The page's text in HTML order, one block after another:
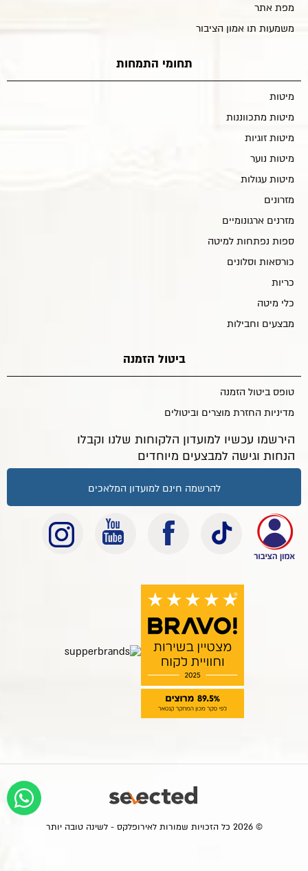
מפת אתר
משמעות תו אמון הציבור
תחומי התמחות
מיטות
מיטות מתכווננות
מיטות זוגיות
מיטות נוער
מיטות עגולות
מזרונים
מזרנים ארגונומיים
ספות נפתחות למיטה
כורסאות וסלונים
כריות
כלי מיטה
מבצעים וחבילות
ביטול הזמנה
טופס ביטול הזמנה
מדיניות החזרת מוצרים וביטולים
הירשמו עכשיו למועדון הלקוחות שלנו וקבלו
הנחות וגישה למבצעים מיוחדים
להרשמה חינם למועדון המלאכים
© 2026 כל הזכויות שמורות לאירופלקס - לשינה טובה יותר